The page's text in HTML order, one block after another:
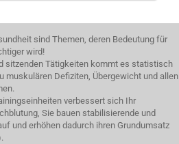
sind Themen, deren Bedeutung für
wird!
sitzenden Tätigkeiten kommt es statistisch
muskulären Defiziten, Übergewicht und allen
verbessert sich Ihr
Sie bauen stabilisierende und
und erhöhen dadurch ihren Grundumsatz